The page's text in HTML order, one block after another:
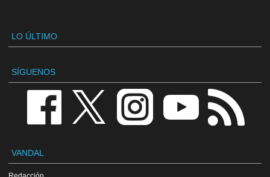
LO ÚLTIMO
SÍGUENOS
VANDAL
Redacción